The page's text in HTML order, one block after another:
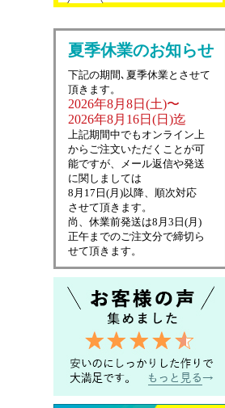
夏季休業のお知らせ
下記の期間､夏季休業とさせて
頂きます。
2026年8月8日(土)〜
2026年8月16日(日)迄
上記期間中でもオンライン上
からご注文いただくことが可
能ですが、メール返信や発送
に関しましては
8月17日(月)以降、順次対応
させて頂きます。
尚、休業前発送は8月3日(月)
正午までのご注文分で締切ら
せて頂きます。